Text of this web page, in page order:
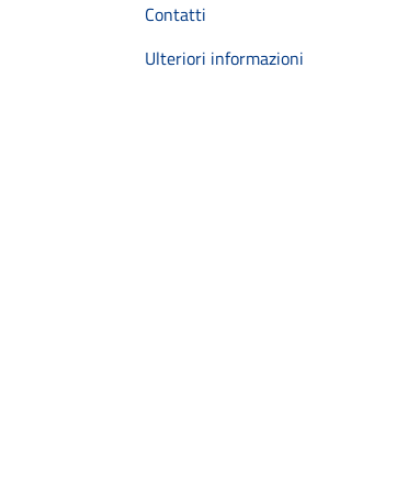
Contatti
Ulteriori informazioni